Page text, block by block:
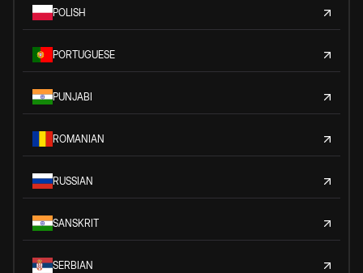
POLISH
PORTUGUESE
PUNJABI
ROMANIAN
RUSSIAN
SANSKRIT
SERBIAN